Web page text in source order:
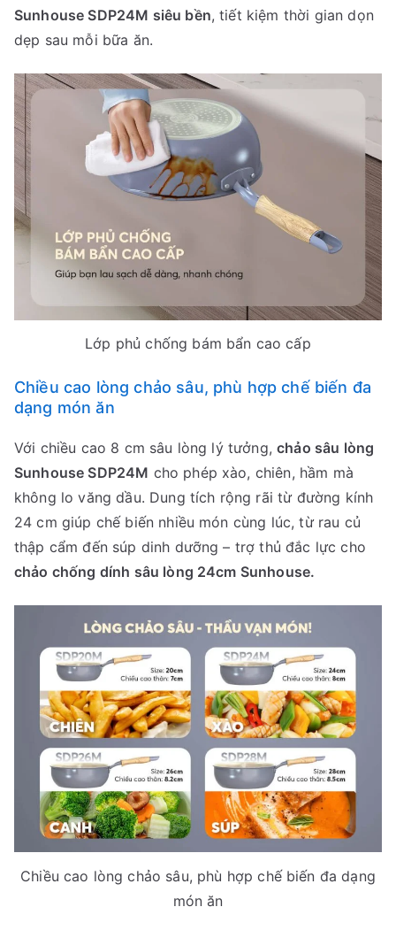
Sunhouse SDP24M siêu bền, tiết kiệm thời gian dọn
dẹp sau mỗi bữa ăn.
Lớp phủ chống bám bẩn cao cấp
Chiều cao lòng chảo sâu, phù hợp chế biến đa
dạng món ăn
Với chiều cao 8 cm sâu lòng lý tưởng,chảo sâu lòng
Sunhouse SDP24M cho phép xào, chiên, hầm mà
không lo văng dầu. Dung tích rộng rãi từ đường kính
24 cm giúp chế biến nhiều món cùng lúc, từ rau củ
thập cẩm đến súp dinh dưỡng – trợ thủ đắc lực cho
chảo chống dính sâu lòng 24cm Sunhouse.
Chiều cao lòng chảo sâu, phù hợp chế biến đa dạng
món ăn